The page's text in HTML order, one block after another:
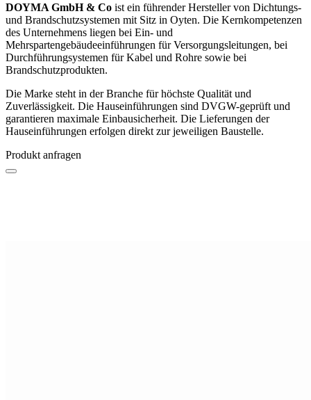
DOYMA GmbH & Co ist ein führender Hersteller von Dichtungs-
und Brandschutzsystemen mit Sitz in Oyten. Die Kernkompetenzen
des Unternehmens liegen bei Ein- und
Mehrspartengebäudeeinführungen für Versorgungsleitungen, bei
Durchführungsystemen für Kabel und Rohre sowie bei
Brandschutzprodukten.
Die Marke steht in der Branche für höchste Qualität und
Zuverlässigkeit. Die Hauseinführungen sind DVGW-geprüft und
garantieren maximale Einbausicherheit. Die Lieferungen der
Hauseinführungen erfolgen direkt zur jeweiligen Baustelle.
Produkt anfragen